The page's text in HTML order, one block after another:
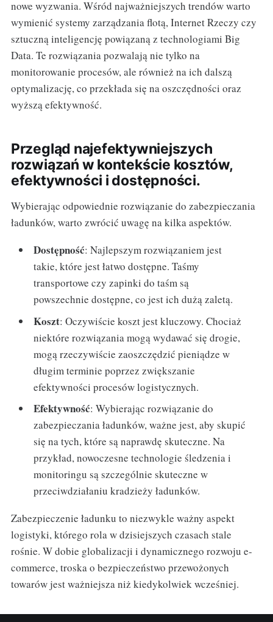
nowe wyzwania. Wśród najważniejszych trendów warto
wymienić systemy zarządzania flotą, Internet Rzeczy czy
sztuczną inteligencję powiązaną z technologiami Big
Data. Te rozwiązania pozwalają nie tylko na
monitorowanie procesów, ale również na ich dalszą
optymalizację, co przekłada się na oszczędności oraz
wyższą efektywność.
Przegląd najefektywniejszych
rozwiązań w kontekście kosztów,
efektywności i dostępności.
Wybierając odpowiednie rozwiązanie do zabezpieczania
ładunków, warto zwrócić uwagę na kilka aspektów.
Dostępność: Najlepszym rozwiązaniem jest
takie, które jest łatwo dostępne. Taśmy
transportowe czy zapinki do taśm są
powszechnie dostępne, co jest ich dużą zaletą.
Koszt: Oczywiście koszt jest kluczowy. Chociaż
niektóre rozwiązania mogą wydawać się drogie,
mogą rzeczywiście zaoszczędzić pieniądze w
długim terminie poprzez zwiększanie
efektywności procesów logistycznych.
Efektywność: Wybierając rozwiązanie do
zabezpieczania ładunków, ważne jest, aby skupić
się na tych, które są naprawdę skuteczne. Na
przykład, nowoczesne technologie śledzenia i
monitoringu są szczególnie skuteczne w
przeciwdziałaniu kradzieży ładunków.
Zabezpieczenie ładunku to niezwykle ważny aspekt
logistyki, którego rola w dzisiejszych czasach stale
rośnie. W dobie globalizacji i dynamicznego rozwoju e-
commerce, troska o bezpieczeństwo przewożonych
towarów jest ważniejsza niż kiedykolwiek wcześniej.